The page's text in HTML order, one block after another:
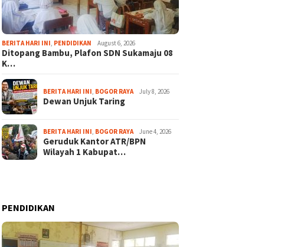
BERITA HARI INI PENDIDIKAN August 6, 2026
Ditopang Bambu, Plafon SDN Sukamaju 08
K…
BERITA HARI INI BOGOR RAYA July 8, 2026
Dewan Unjuk Taring
BERITA HARI INI BOGOR RAYA June 4, 2026
Geruduk Kantor ATR/BPN
Wilayah 1 Kabupat…
PENDIDIKAN